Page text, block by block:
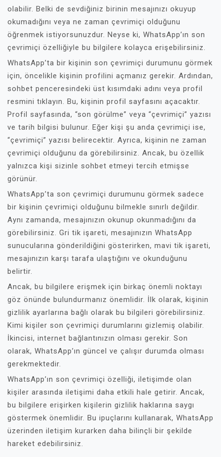
olabilir. Belki de sevdiğiniz birinin mesajınızı okuyup
okumadığını veya ne zaman çevrimiçi olduğunu
öğrenmek istiyorsunuzdur. Neyse ki, WhatsApp’ın son
çevrimiçi özelliğiyle bu bilgilere kolayca erişebilirsiniz.
WhatsApp’ta bir kişinin son çevrimiçi durumunu görmek
için, öncelikle kişinin profilini açmanız gerekir. Ardından,
sohbet penceresindeki üst kısımdaki adını veya profil
resmini tıklayın. Bu, kişinin profil sayfasını açacaktır.
Profil sayfasında, “son görülme” veya “çevrimiçi” yazısı
ve tarih bilgisi bulunur. Eğer kişi şu anda çevrimiçi ise,
“çevrimiçi” yazısı belirecektir. Ayrıca, kişinin ne zaman
çevrimiçi olduğunu da görebilirsiniz. Ancak, bu özellik
yalnızca kişi sizinle sohbet etmeyi tercih etmişse
görünür.
WhatsApp’ta son çevrimiçi durumunu görmek sadece
bir kişinin çevrimiçi olduğunu bilmekle sınırlı değildir.
Aynı zamanda, mesajınızın okunup okunmadığını da
görebilirsiniz. Gri tik işareti, mesajınızın WhatsApp
sunucularına gönderildiğini gösterirken, mavi tik işareti,
mesajınızın karşı tarafa ulaştığını ve okunduğunu
belirtir.
Ancak, bu bilgilere erişmek için birkaç önemli noktayı
göz önünde bulundurmanız önemlidir. İlk olarak, kişinin
gizlilik ayarlarına bağlı olarak bu bilgileri görebilirsiniz.
Kimi kişiler son çevrimiçi durumlarını gizlemiş olabilir.
İkincisi, internet bağlantınızın olması gerekir. Son
olarak, WhatsApp’ın güncel ve çalışır durumda olması
gerekmektedir.
WhatsApp’ın son çevrimiçi özelliği, iletişimde olan
kişiler arasında iletişimi daha etkili hale getirir. Ancak,
bu bilgilere erişirken kişilerin gizlilik haklarına saygı
göstermek önemlidir. Bu ipuçlarını kullanarak, WhatsApp
üzerinden iletişim kurarken daha bilinçli bir şekilde
hareket edebilirsiniz.